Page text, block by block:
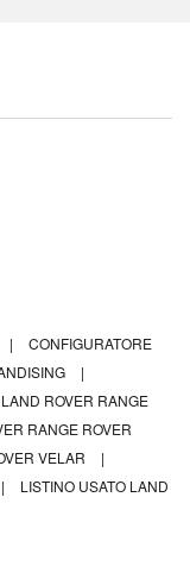
|
CONFIGURATORE
|
LAND ROVER RANGE
RANGE ROVER
VELAR
|
|
LISTINO USATO LAND